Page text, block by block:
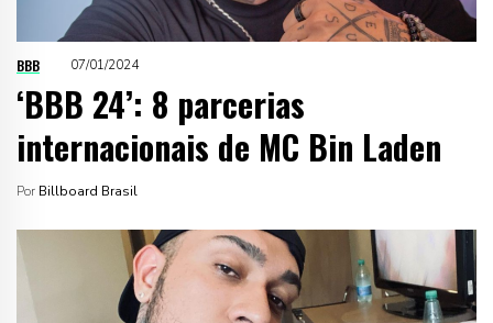
BBB 07/01/2024
‘BBB 24’: 8 parcerias
internacionais de MC Bin Laden
Por Billboard Brasil